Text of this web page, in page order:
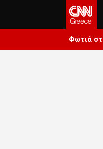
Φωτιά